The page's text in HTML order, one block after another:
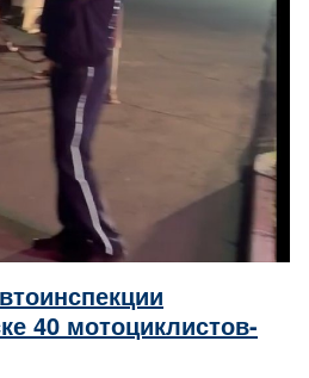
40 мотоциклистов-